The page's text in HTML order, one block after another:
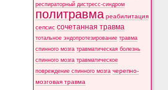
респираторный дистресс-синдром
политравма реабилитация
сепсис сочетанная травма
тотальное эндопротезирование травма
спинного мозга травматическая болезнь
спинного мозга травматическое
повреждение спинного мозга черепно-
мозговая травма